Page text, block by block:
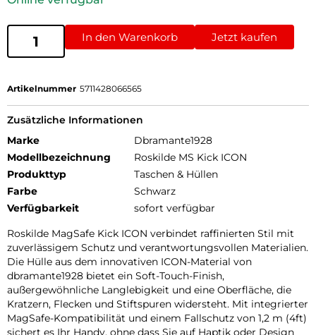
In den Warenkorb Jetzt kaufen
Artikelnummer 5711428066565
Zusätzliche Informationen
Marke
Dbramante1928
Modellbezeichnung
Roskilde MS Kick ICON
Produkttyp
Taschen & Hüllen
Farbe
Schwarz
Verfügbarkeit
sofort verfügbar
Roskilde MagSafe Kick ICON verbindet raffinierten Stil mit
zuverlässigem Schutz und verantwortungsvollen Materialien.
Die Hülle aus dem innovativen ICON-Material von
dbramante1928 bietet ein Soft-Touch-Finish,
außergewöhnliche Langlebigkeit und eine Oberfläche, die
Kratzern, Flecken und Stiftspuren widersteht. Mit integrierter
MagSafe-Kompatibilität und einem Fallschutz von 1,2 m (4ft)
sichert es Ihr Handy, ohne dass Sie auf Haptik oder Design